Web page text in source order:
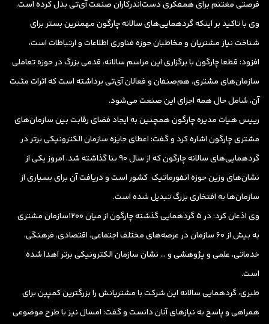
فرصتی مغتنم برای همفکری دست‌اندرکاران صنعت آی‌تی بدل کرده است.
وی با تاکید بر اینکه گردهمایی‌های سالانه چارگون مهمترین بستر برای
شناخت نیاز مشتریان و مخاطبان حوزه فناوری اطلاعات و ارتباطات است،
افزود: قطعا چارگون با برگزاری این مراسم سالانه، قدمی بزرگ در حوزه تعاملی
سازمان‌های مشتری، هم‌صنفان و فعالان آی‌تی برداشته است که اثرات مثبت
آن، شامل حال همه اجزای این صنعت می‌شود.
رییس هیات مدیره چارگون همچنین به ایجاد فضای رقابت بین سازمان‌های
مشتری چارگون اشاره کرد و گفت: اعطای جایزه سازمان الکترونیکی برتر در
گردهمایی‌های سالانه چارگون که از سال 90 بنا گذاشته شد، ‌امروز یکی از
نشان‌های وزین حوزه انفورماتیک کشور است و دریافت آن برای بسیاری از
سازمان‌ها به افتخاری بزرگ تبدیل شده است.
وی اذعان کرد: در 5 گردهمایی گذشته چارگون از میان 1200سازمان مشتری
به بیش از 60 سازمان در عرصه‌های مختلف اجتماعی، ‌اقتصادی، فرهنگی،
خدماتی، علمی و پژوهشی و … نشان سازمان الکترونیکی برتر اهدا شده
است.
طبری، گردهمایی سالانه این شرکت با مشتریانش را بزرگترین کمپین برای
همراهی و پاسخ به نیازهای آنان دانست و گفت: امسال نیز با طرح موضوعی